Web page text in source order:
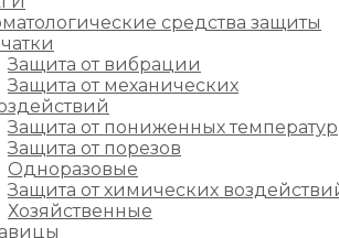
средства защиты
Защита от вибрации
Защита от механических
Защита от пониженных температур
Защита от порезов
Одноразовые
Защита от химических
Хозяйственные